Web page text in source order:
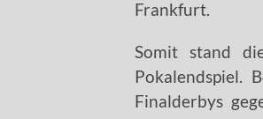
Frankfurt.
Somit stand
Pokalendspiel.
Finalderbys